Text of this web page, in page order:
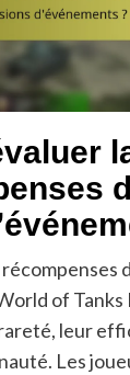
of
leur
Les